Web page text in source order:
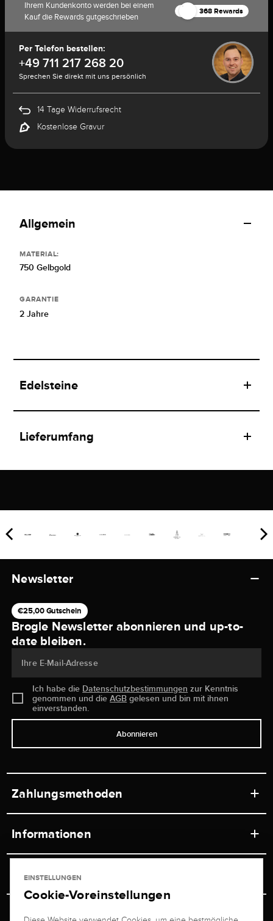
Ihrem Kundenkonto werden bei einem
Kauf die Rewards gutgeschrieben
368 Rewards
Per Telefon bestellen:
+49 711 217 268 20
Sprechen Sie direkt mit uns persönlich
14 Tage Widerrufsrecht
Kostenlose Gravur
Allgemein
MATERIAL:
750 Gelbgold
GARANTIE
2 Jahre
Edelsteine
Lieferumfang
Newsletter
€25,00 Gutschein
Brogle Newsletter abonnieren und up-to-
date bleiben.
Ihre E-Mail-Adresse
Ich habe die Datenschutzbestimmungen zur Kenntnis
genommen und dieAGB gelesen und bin mit ihnen
einverstanden.
Abonnieren
Zahlungsmethoden
Informationen
Ladengeschäft
Versand & Zahlung
Service
Juwelier Brogle
EINSTELLUNGEN
Cookie-Voreinstellungen